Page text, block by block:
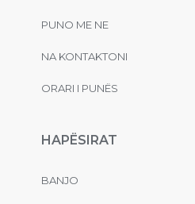
PUNO ME NE
NA KONTAKTONI
ORARI I PUNËS
HAPËSIRAT
BANJO